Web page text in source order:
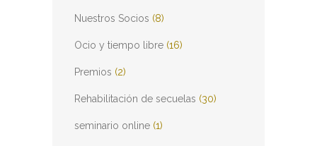
Nuestros Socios (8)
Ocio y tiempo libre (16)
Premios (2)
Rehabilitación de secuelas (30)
seminario online (1)